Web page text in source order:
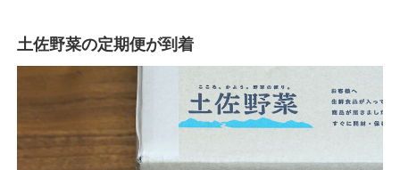
土佐野菜の定期便が到着